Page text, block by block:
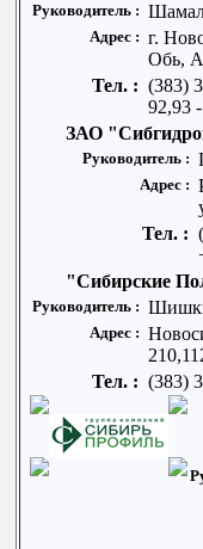
Руководитель :
Адрес : г.
Обь,
Тел. : (383)
92,93
ЗАО
Руководитель :
Адрес :
Тел. :
"Сибирские
Руководитель :
Адрес :
Тел. : (383)